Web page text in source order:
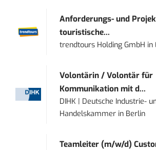
Anforderungs- und
touristische...
trendtours Holding GmbH in
Volontärin / Volontär für
Kommunikation mit d...
DIHK | Deutsche Industrie-
Handelskammer in Berlin
Teamleiter (m/w/d)